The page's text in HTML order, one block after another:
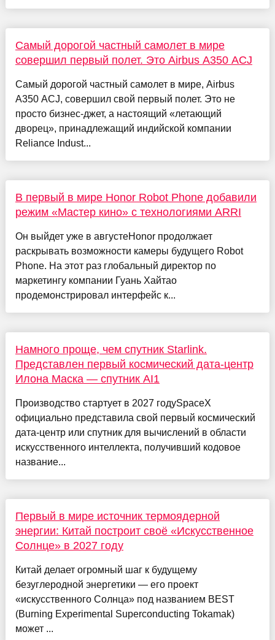
Самый дорогой частный самолет в мире
совершил первый полет. Это Airbus A350 ACJ
Самый дорогой частный самолет в мире, Airbus
A350 ACJ, совершил свой первый полет. Это не
просто бизнес-джет, а настоящий «летающий
дворец», принадлежащий индийской компании
Reliance Indust...
В первый в мире Honor Robot Phone добавили
режим «Мастер кино» с технологиями ARRI
Он выйдет уже в августеHonor продолжает
раскрывать возможности камеры будущего Robot
Phone. На этот раз глобальный директор по
маркетингу компании Гуань Хайтао
продемонстрировал интерфейс к...
Намного проще, чем спутник Starlink.
Представлен первый космический дата-центр
Илона Маска — спутник AI1
Производство стартует в 2027 годуSpaceX
официально представила свой первый космический
дата-центр или спутник для вычислений в области
искусственного интеллекта, получивший кодовое
название...
Первый в мире источник термоядерной
энергии: Китай построит своё «Искусственное
Солнце» в 2027 году
Китай делает огромный шаг к будущему
безуглеродной энергетики — его проект
«искусственного Солнца» под названием BEST
(Burning Experimental Superconducting Tokamak)
может ...